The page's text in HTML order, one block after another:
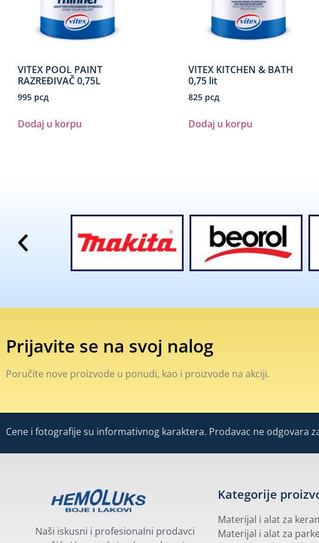
VITEX POOL PAINT
RAZREĐIVAČ 0,75L
995 рсд
Dodaj u korpu
VITEX KITCHEN & BATH
0,75 lit
825 рсд
Dodaj u korpu
Prijavite se na svoj nalog
Poručite nove proizvode u ponudi, kao i proizvode na akciji.
Cene i fotografije su informativnog karaktera. Prodavac ne odgovara
Naši iskusni i profesionalni prodavci
Kategorije
Materijal i alat za
Materijal i alat za